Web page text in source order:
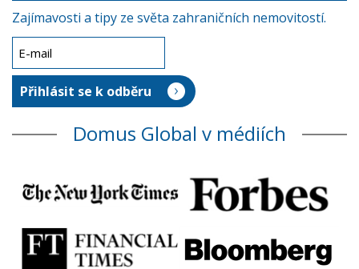
Zajímavosti a tipy ze světa zahraničních nemovitostí.
Domus Global v médiích